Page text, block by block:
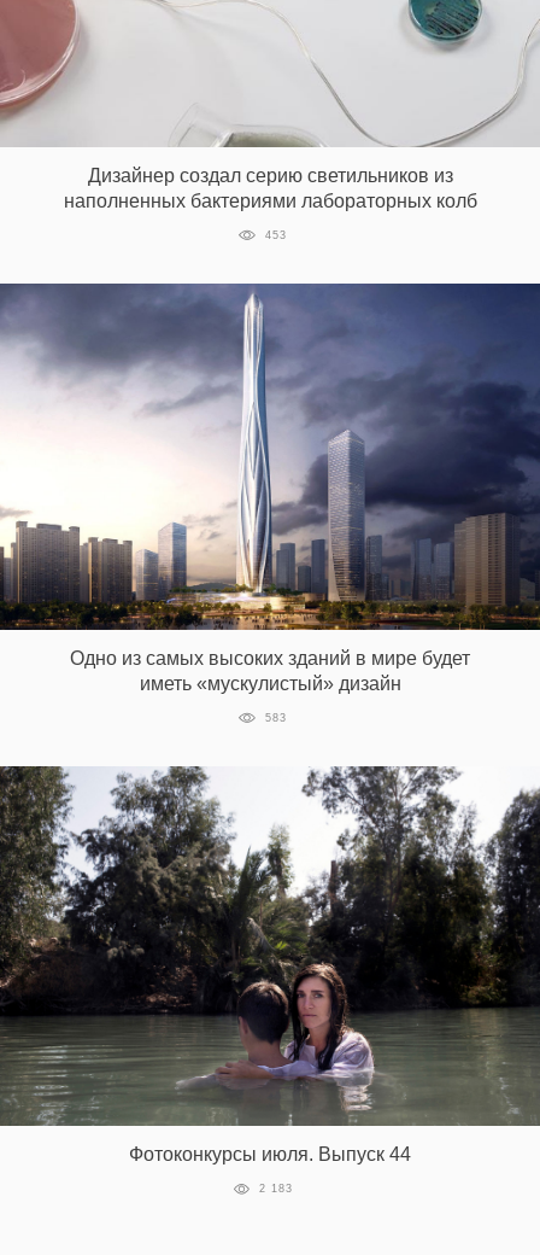
Дизайнер создал серию светильников из
наполненных бактериями лабораторных колб
453
Одно из самых высоких зданий в мире будет
иметь «мускулистый» дизайн
583
Фотоконкурсы июля. Выпуск 44
2 183